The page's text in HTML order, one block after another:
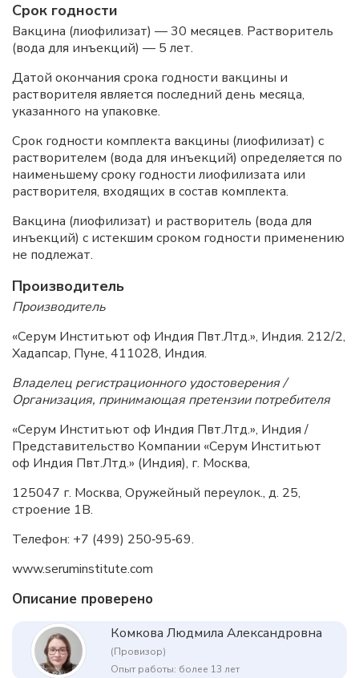
Срок годности
Вакцина (лиофилизат) — 30 месяцев. Растворитель
(вода для инъекций) — 5 лет.
Датой окончания срока годности вакцины и
растворителя является последний день месяца,
указанного на упаковке.
Срок годности комплекта вакцины (лиофилизат) с
растворителем (вода для инъекций) определяется по
наименьшему сроку годности лиофилизата или
растворителя, входящих в состав комплекта.
Вакцина (лиофилизат) и растворитель (вода для
инъекций) с истекшим сроком годности применению
не подлежат.
Производитель
Производитель
«Серум Инститьют оф Индия Пвт.Лтд.», Индия. 212/2,
Хадапсар, Пуне, 411028, Индия.
Владелец регистрационного удостоверения /
Организация, принимающая претензии потребителя
«Серум Инститьют оф Индия Пвт.Лтд.», Индия /
Представительство Компании «Серум Инститьют
оф Индия Пвт.Лтд.» (Индия), г. Москва,
125047 г. Москва, Оружейный переулок., д. 25,
строение 1В.
Телефон: +7 (499) 250‑95‑69.
www.seruminstitute.соm
Описание проверено
Комкова Людмила Александровна
(Провизор)
Опыт работы: более 13 лет